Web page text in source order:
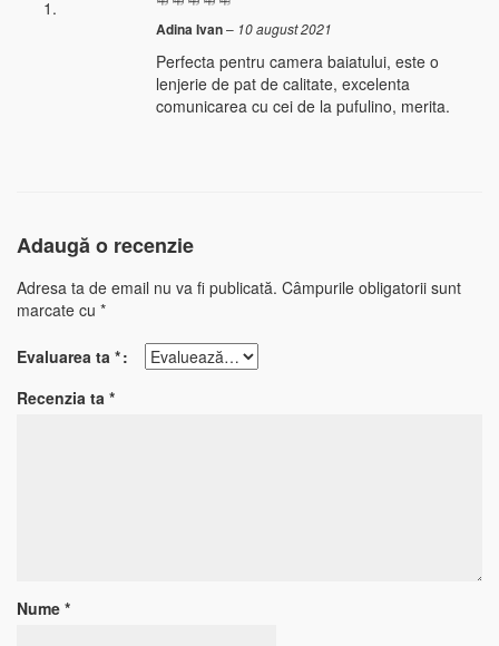
Adina Ivan– 10 august 2021
Perfecta pentru camera baiatului, este o
lenjerie de pat de calitate, excelenta
comunicarea cu cei de la pufulino, merita.
Adaugă o recenzie
Adresa ta de email nu va fi publicată. Câmpurile obligatorii sunt
marcate cu *
Evaluarea ta *
Recenzia ta *
Nume *